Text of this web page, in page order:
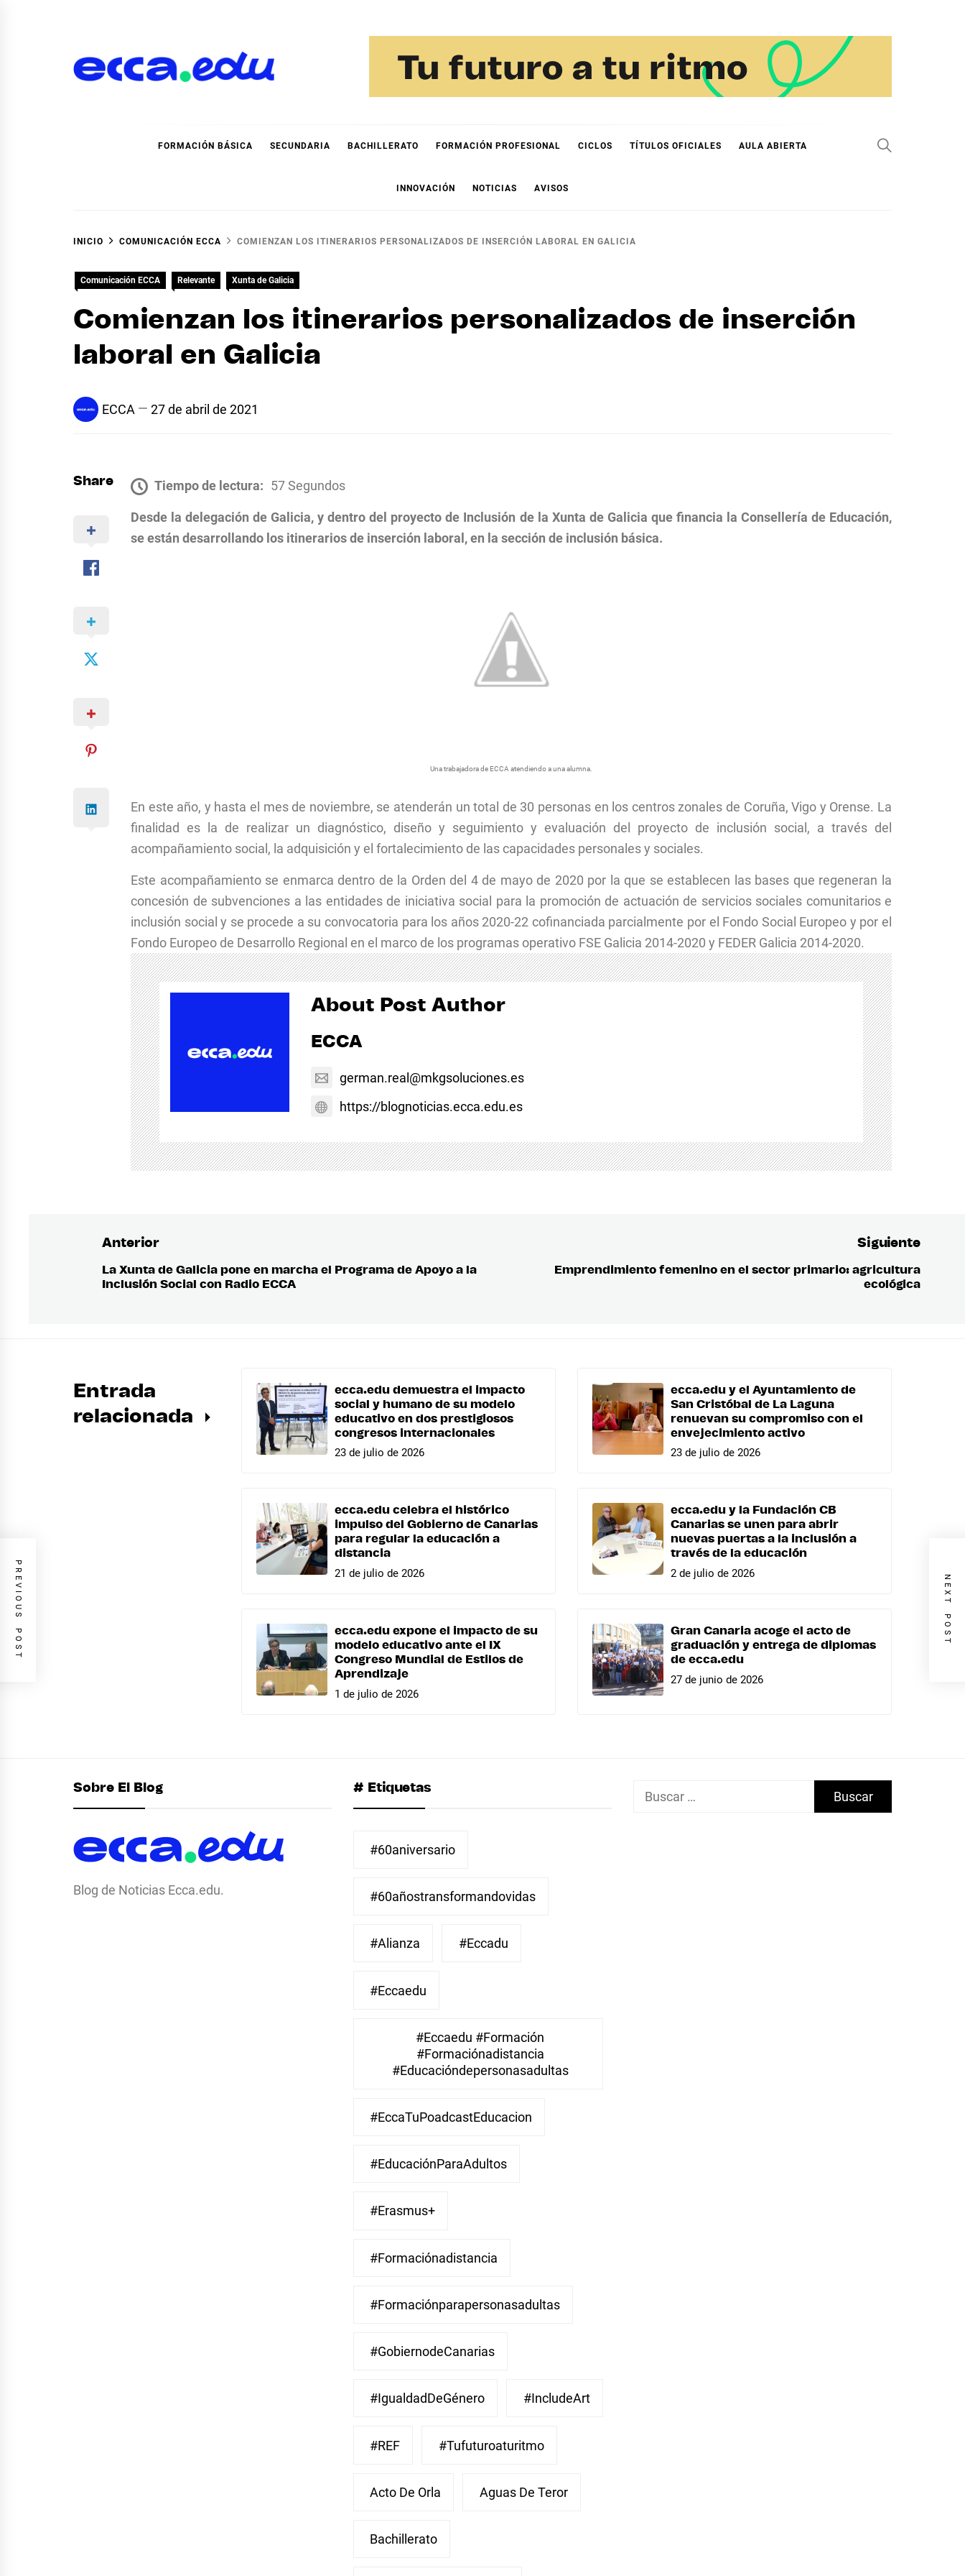
FORMACIÓN BÁSICA SECUNDARIA BACHILLERATO FORMACIÓN PROFESIONAL CICLOS TÍTULOS OFICIALES AULA ABIERTA
INNOVACIÓN NOTICIAS AVISOS
INICIO COMUNICACIÓN ECCA COMIENZAN LOS ITINERARIOS PERSONALIZADOS DE INSERCIÓN LABORAL EN GALICIA
Comunicación ECCA Relevante Xunta de Galicia
Comienzan los itinerarios personalizados de inserción
laboral en Galicia
ECCA 27 de abril de 2021
Share Tiempo de lectura: 57 Segundos
Desde la delegación de Galicia, y dentro del proyecto de Inclusión de la Xunta de Galicia que financia la Consellería de Educación,
se están desarrollando los itinerarios de inserción laboral, en la sección de inclusión básica.
Una trabajadora de ECCA atendiendo a una alumna.
En este año, y hasta el mes de noviembre, se atenderán un total de 30 personas en los centros zonales de Coruña, Vigo y Orense. La
finalidad es la de realizar un diagnóstico, diseño y seguimiento y evaluación del proyecto de inclusión social, a través del
acompañamiento social, la adquisición y el fortalecimiento de las capacidades personales y sociales.
Este acompañamiento se enmarca dentro de la Orden del 4 de mayo de 2020 por la que se establecen las bases que regeneran la
concesión de subvenciones a las entidades de iniciativa social para la promoción de actuación de servicios sociales comunitarios e
inclusión social y se procede a su convocatoria para los años 2020-22 cofinanciada parcialmente por el Fondo Social Europeo y por el
Fondo Europeo de Desarrollo Regional en el marco de los programas operativo FSE Galicia 2014-2020 y FEDER Galicia 2014-2020.
About Post Author
ECCA
german.real@mkgsoluciones.es
https://blognoticias.ecca.edu.es
Navegación
de
Anterior
Entrada
anterior:
La Xunta de Galicia pone en marcha el Programa de Apoyo a la
Inclusión Social con Radio ECCA
Siguiente
Entrada
Emprendimiento femenino en el sector primario: agricultura
ecológica
PREVIOUS POST NEXT POST
Entrada
relacionada
ecca.edu demuestra el impacto
social y humano de su modelo
educativo en dos prestigiosos
congresos internacionales
23 de julio de 2026
ecca.edu y el Ayuntamiento de
San Cristóbal de La Laguna
renuevan su compromiso con el
envejecimiento activo
23 de julio de 2026
ecca.edu celebra el histórico
impulso del Gobierno de Canarias
para regular la educación a
distancia
21 de julio de 2026
ecca.edu y la Fundación CB
Canarias se unen para abrir
nuevas puertas a la inclusión a
través de la educación
2 de julio de 2026
ecca.edu expone el impacto de su
modelo educativo ante el IX
Congreso Mundial de Estilos de
Aprendizaje
1 de julio de 2026
Gran Canaria acoge el acto de
graduación y entrega de diplomas
de ecca.edu
27 de junio de 2026
Sobre El Blog
Blog de Noticias Ecca.edu.
# Etiquetas
#60aniversario
#60añostransformandovidas
#Alianza #eccadu
#eccaedu
#eccaedu #formación
#formaciónadistancia
#educacióndepersonasadultas
#EccaTuPoadcastEducacion
#EducaciónParaAdultos
#Erasmus+
#Formaciónadistancia
#Formaciónparapersonasadultas
#GobiernodeCanarias
#IgualdadDeGénero #IncludeArt
#REF #Tufuturoaturitmo
Acto De Orla Aguas De Teror
Bachillerato
Buscar: